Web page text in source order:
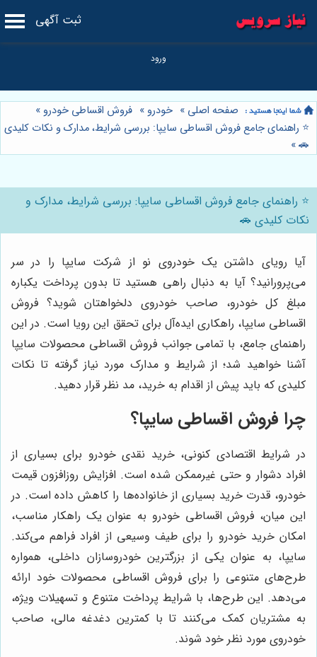
ثبت آگهی
صفحه اصلی » خودرو » فروش اقساطی خودرو »
⭐️ راهنمای جامع فروش اقساطی سایپا: بررسی شرایط، مدارک و نکات کلیدی
🚗
»
⭐️ راهنمای جامع فروش اقساطی سایپا: بررسی شرایط، مدارک و
نکات کلیدی 🚗
آیا رویای داشتن یک خودروی نو از شرکت سایپا را در سر
می‌پرورانید؟ آیا به دنبال راهی هستید تا بدون پرداخت یکباره
مبلغ کل خودرو، صاحب خودروی دلخواهتان شوید؟ فروش
اقساطی سایپا، راهکاری ایده‌آل برای تحقق این رویا است. در این
راهنمای جامع، با تمامی جوانب فروش اقساطی محصولات سایپا
آشنا خواهید شد؛ از شرایط و مدارک مورد نیاز گرفته تا نکات
کلیدی که باید پیش از اقدام به خرید، مد نظر قرار دهید.
چرا فروش اقساطی سایپا؟
در شرایط اقتصادی کنونی، خرید نقدی خودرو برای بسیاری از
افراد دشوار و حتی غیرممکن شده است. افزایش روزافزون قیمت
خودرو، قدرت خرید بسیاری از خانواده‌ها را کاهش داده است. در
این میان، فروش اقساطی خودرو به عنوان یک راهکار مناسب،
امکان خرید خودرو را برای طیف وسیعی از افراد فراهم می‌کند.
سایپا، به عنوان یکی از بزرگترین خودروسازان داخلی، همواره
طرح‌های متنوعی را برای فروش اقساطی محصولات خود ارائه
می‌دهد. این طرح‌ها، با شرایط پرداخت متنوع و تسهیلات ویژه،
به مشتریان کمک می‌کنند تا با کمترین دغدغه مالی، صاحب
خودروی مورد نظر خود شوند.